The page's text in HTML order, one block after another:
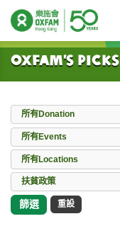
開始主要內容
Oxfam’s Picks
Donation
所有Donation
Events
所有Events
Locations
所有Locations
所有Works
扶貧政策
篩選 重設